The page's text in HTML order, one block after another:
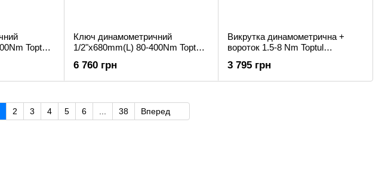
Toptul
Ключ динамометричний
1/2"x680mm(L) 80-400Nm Toptul
6 760 грн
Викрутка динамометрична +
вороток 1.5-8 Nm Toptul
3 795 грн
2 3 4 5 6 38 Вперед